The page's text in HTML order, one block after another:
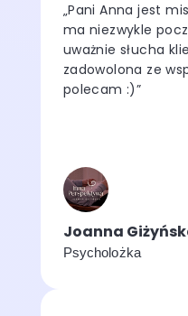
„Pani Anna jest
ma niezwykle
uważnie słucha
zadowolona ze
polecam :)”
Joanna
Psycholożka